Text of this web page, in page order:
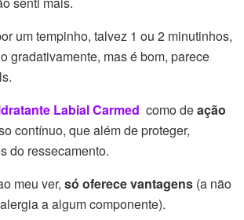
um tempinho, talvez 1 ou 2 minutinhos,
gradativamente, mas é bom, parece
Labial Carmed como deação
contínuo, que além de proteger,
do ressecamento.
meu ver, só oferece vantagens (a não
a algum componente).